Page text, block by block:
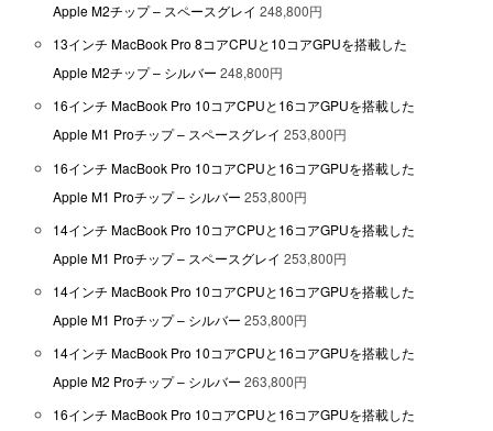
Apple M2チップ – スペースグレイ 248,800円
13インチ MacBook Pro 8コアCPUと10コアGPUを搭載した
Apple M2チップ – シルバー 248,800円
16インチ MacBook Pro 10コアCPUと16コアGPUを搭載した
Apple M1 Proチップ – スペースグレイ 253,800円
16インチ MacBook Pro 10コアCPUと16コアGPUを搭載した
Apple M1 Proチップ – シルバー 253,800円
14インチ MacBook Pro 10コアCPUと16コアGPUを搭載した
Apple M1 Proチップ – スペースグレイ 253,800円
14インチ MacBook Pro 10コアCPUと16コアGPUを搭載した
Apple M1 Proチップ – シルバー 253,800円
14インチ MacBook Pro 10コアCPUと16コアGPUを搭載した
Apple M2 Proチップ – シルバー 263,800円
16インチ MacBook Pro 10コアCPUと16コアGPUを搭載した